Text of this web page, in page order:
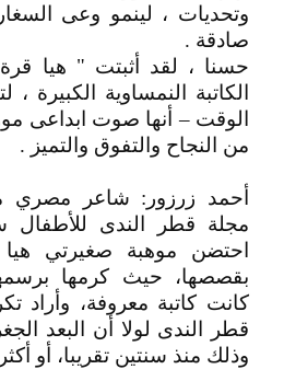
وتحديات ، لينمو وعى
صادقة .
حسنا ، لقد أثبتت " هيا
الكاتبة النمساوية
الوقت – أنها صوت ابداعى
من النجاح والتفوق والتميز .
أحمد زرزور: شاعر مصري
مجلة قطر الندى للأطفال
احتضن موهبة صغيرتي هيا
بقصصها، حيث كرمها
كانت كاتبة معروفة، وأراد
قطر الندى لولا أن البعد
وذلك منذ سنتين تقريبا، أو أكثر